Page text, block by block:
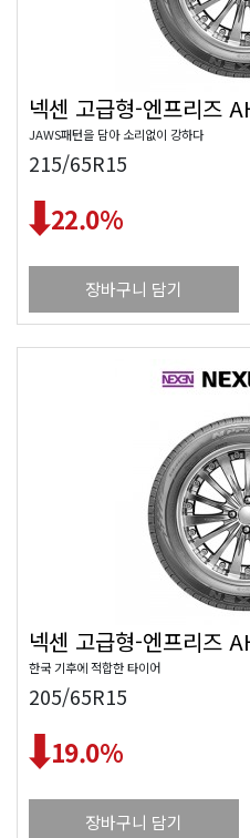
넥센 고급형-엔프리즈
JAWS패턴을 담아 소리없이 강하다
215/65R15
22.0%
장바구니 담기
넥센 고급형-엔프리즈
한국 기후에 적합한 타이어
205/65R15
19.0%
장바구니 담기